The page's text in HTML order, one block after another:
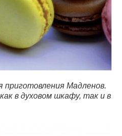
Мадленов.
в духовом шкафу, так и в